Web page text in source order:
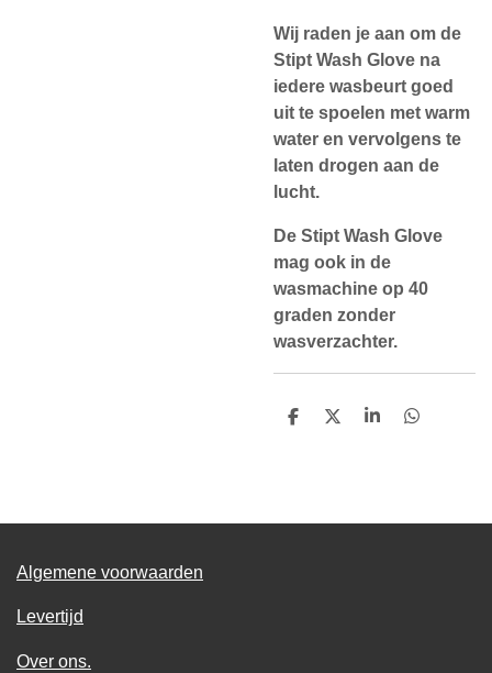
Wij raden je aan om de
Stipt Wash Glove na
iedere wasbeurt goed
uit te spoelen met warm
water en vervolgens te
laten drogen aan de
lucht.
De Stipt Wash Glove
mag ook in de
wasmachine op 40
graden zonder
wasverzachter.
D
D
S
D
Algemene voorwaarden
Levertijd
Over ons.